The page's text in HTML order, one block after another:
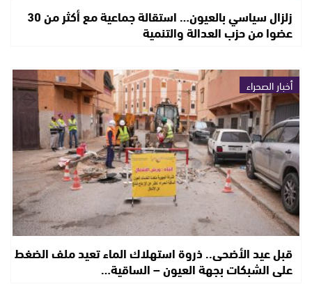
زلزال سياسي بالعيون… استقالة جماعية مع أكثر من 30
عضوا من حزب العدالة والتنمية
أخبار الصحراء
قبل عيد الأضحى.. ذروة استهلاك الماء تعيد ملف الضغط
على الشبكات بجهة العيون – الساقية…